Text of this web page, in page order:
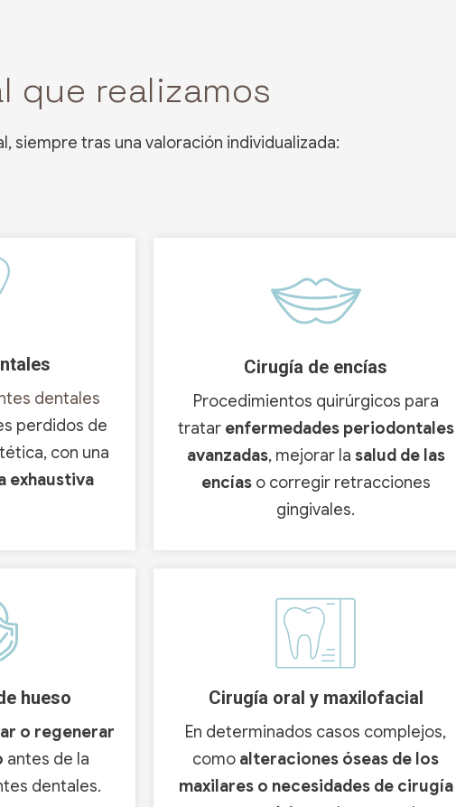
que realizamos
siempre tras una valoración individualizada:
dentales
perdidos de
con una
exhaustiva
Cirugía de encías
Procedimientos quirúrgicos para
tratar enfermedades periodontales
avanzadas, mejorar la salud de las
encías o corregir retracciones
gingivales.
hueso
o regenerar
antes de la
dentales.
Cirugía oral y maxilofacial
En determinados casos complejos,
como alteraciones óseas de los
maxilares o necesidades de cirugía